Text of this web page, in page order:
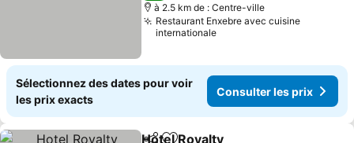
à 2.5 km de : Centre-ville
Restaurant Enxebre avec cuisine
internationale
Sélectionnez des dates pour voir
les prix exacts
Consulter les prix
Hotel Royalty